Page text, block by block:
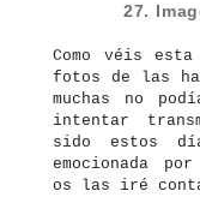
27.
Como véis esta
fotos de las
muchas no
intentar
sido estos
emocionada
os las iré